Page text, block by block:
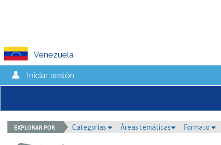
Venezuela
Iniciar sesión
Categorías Áreas temáticas Formato